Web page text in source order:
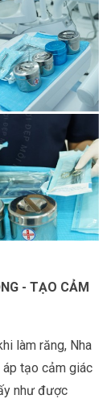
- TẠO CẢM
làm răng, Nha
tạo cảm giác
như được